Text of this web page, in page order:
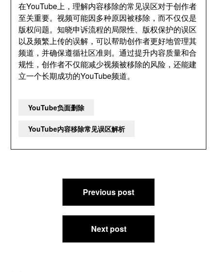
在YouTube上，理解内容移除的常见误区对于创作者
至关重要。视频可能因多种原因被移除，而不仅仅是
版权问题。知晓申诉流程的局限性、版权保护的误区
以及频繁上传的误解，可以帮助创作者更好地管理其
频道，并确保遵循社区准则。通过提升内容质量和合
规性，创作者不仅能减少视频被移除的风险，还能建
立一个长期成功的YouTube频道。
YouTube负面删除
YouTube内容移除常见误区解析
Previous post
Next post